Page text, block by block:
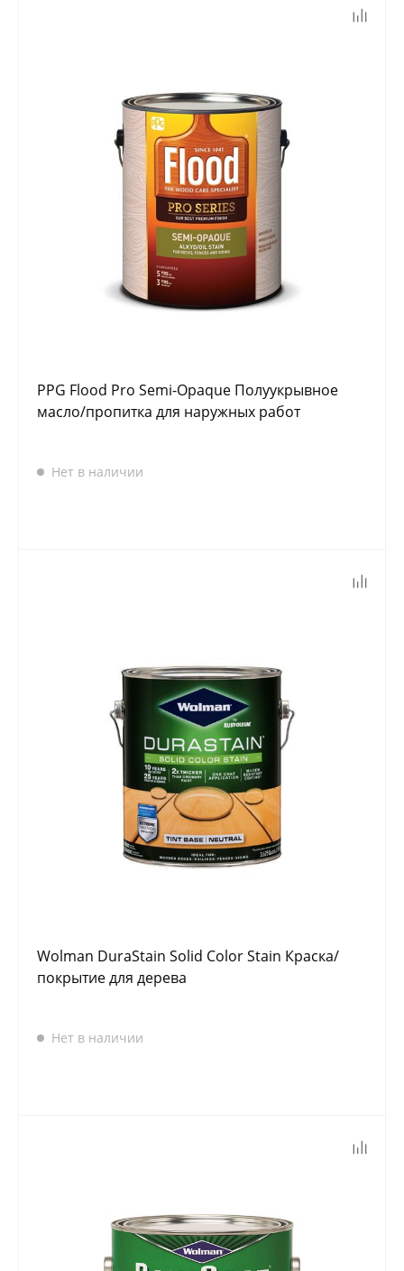
PPG Flood Pro Semi-Opaque Полуукрывное
масло/пропитка для наружных работ
Нет в наличии
Wolman DuraStain Solid Color Stain Краска/
покрытие для дерева
Нет в наличии